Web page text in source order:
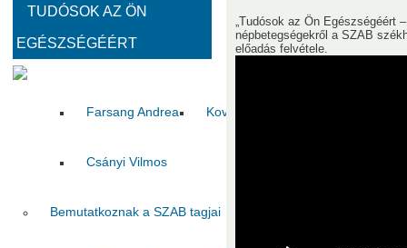
Bemutatkoznak a SZAB akadémikusai
Kemény Lajos Hohmann Judit
Farsang Andrea Kovács Zoltán
Csányi Vilmos
Bemutatkoznak a SZAB tagjai
TUDÓSOK AZ ÖN
EGÉSZSÉGÉÉRT
„Tudósok az Ön Egészségéért
népbetegségekről a SZAB
előadás felvétele.